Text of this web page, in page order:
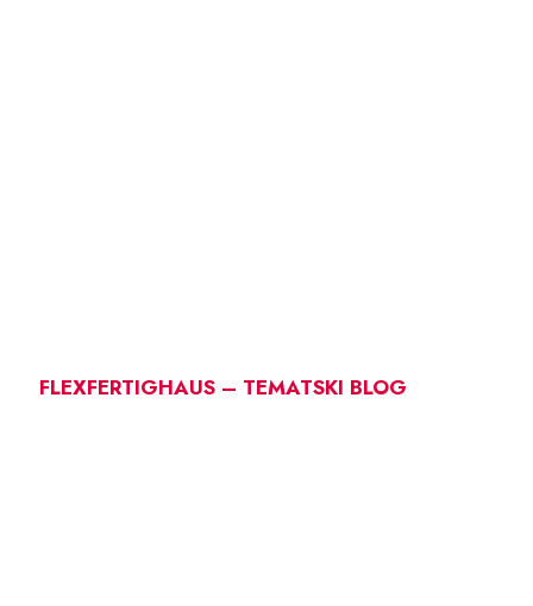
FLEXFERTIGHAUS – TEMATSKI BLOG